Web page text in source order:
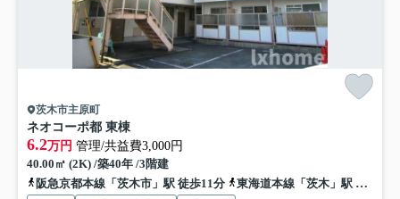
茨木市主原町
ネオコーポ都 東棟
6.2万円 管理/共益費3,000円
40.00㎡ (2K) /築40年 /3階建
阪急京都本線「茨木市」駅 徒歩11分
東海道本線「茨木」駅 徒歩17分